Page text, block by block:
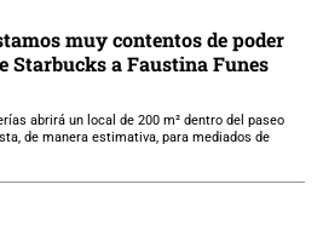
muy contentos de poder
Starbucks a Faustina Funes
abrirá un local de 200 m² dentro del paseo
de manera estimativa, para mediados de